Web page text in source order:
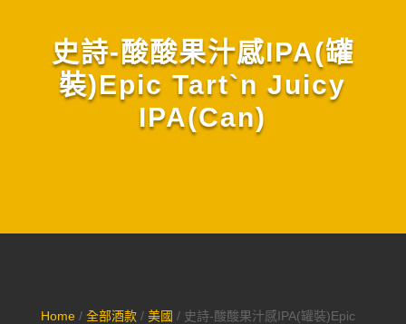
史詩-酸酸果汁感IPA(罐
裝)Epic Tart`n Juicy
IPA(Can)
Home/ 全部酒款/ 美國 / 史詩-酸酸果汁感IPA(罐裝)Epic